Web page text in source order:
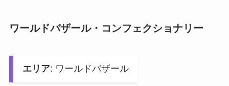
ワールドバザール・コンフェクショナリー
エリア: ワールドバザール